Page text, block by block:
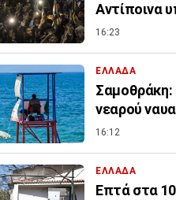
Αντίποινα
16:23
ΕΛΛΑΔΑ
Σαμοθράκη:
νεαρού
16:12
ΕΛΛΑΔΑ
Επτά στα 10